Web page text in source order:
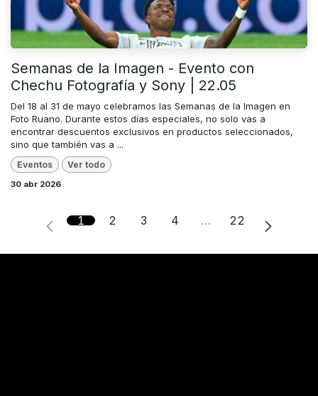
Semanas de la Imagen - Evento con
Chechu Fotografía y Sony | 22.05
Del 18 al 31 de mayo celebramos las Semanas de la Imagen en
Foto Ruano. Durante estos días especiales, no solo vas a
encontrar descuentos exclusivos en productos seleccionados,
sino que también vas a ...
Eventos Ver todo
30 abr 2026
1 2 3 4 … 22